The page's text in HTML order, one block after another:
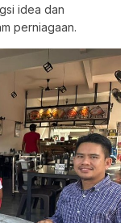
idea dan
perniagaan.